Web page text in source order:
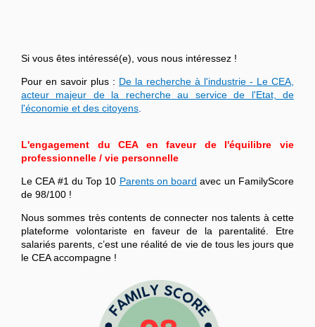
Si vous êtes intéressé(e), vous nous intéressez !
Pour en savoir plus : De la recherche à l'industrie - Le CEA,
acteur majeur de la recherche au service de l'Etat, de
l'économie et des citoyens
L'engagement du CEA en faveur de l'équilibre vie
professionnelle / vie personnelle
Le CEA #1 du Top 10 Parents on board avec un FamilyScore
de 98/100 !
Nous sommes très contents de connecter nos talents à cette
plateforme volontariste en faveur de la parentalité. Etre
salariés parents, c’est une réalité de vie de tous les jours que
le CEA accompagne !